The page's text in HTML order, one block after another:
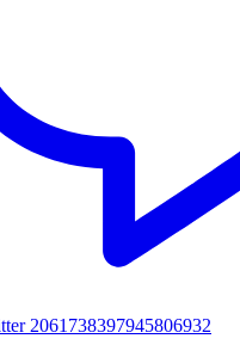
2061738397945806932